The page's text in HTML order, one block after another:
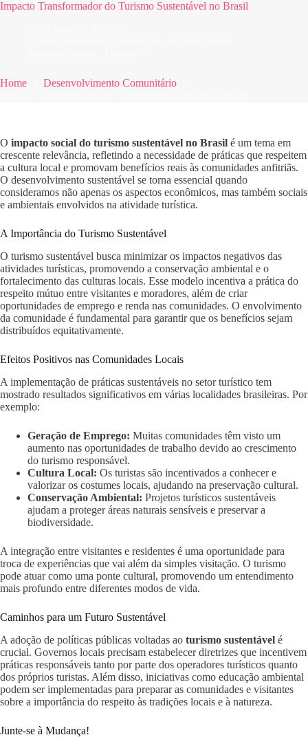
Impacto Transformador do Turismo Sustentável no Brasil
Home
Desenvolvimento Comunitário
O impacto social do turismo sustentável no Brasil é um tema em
crescente relevância, refletindo a necessidade de práticas que respeitem
a cultura local e promovam benefícios reais às comunidades anfitriãs.
O desenvolvimento sustentável se torna essencial quando
consideramos não apenas os aspectos econômicos, mas também sociais
e ambientais envolvidos na atividade turística.
A Importância do Turismo Sustentável
O turismo sustentável busca minimizar os impactos negativos das
atividades turísticas, promovendo a conservação ambiental e o
fortalecimento das culturas locais. Esse modelo incentiva a prática do
respeito mútuo entre visitantes e moradores, além de criar
oportunidades de emprego e renda nas comunidades. O envolvimento
da comunidade é fundamental para garantir que os benefícios sejam
distribuídos equitativamente.
Efeitos Positivos nas Comunidades Locais
A implementação de práticas sustentáveis no setor turístico tem
mostrado resultados significativos em várias localidades brasileiras. Por
exemplo:
Geração de Emprego: Muitas comunidades têm visto um
aumento nas oportunidades de trabalho devido ao crescimento
do turismo responsável.
Cultura Local: Os turistas são incentivados a conhecer e
valorizar os costumes locais, ajudando na preservação cultural.
Conservação Ambiental: Projetos turísticos sustentáveis
ajudam a proteger áreas naturais sensíveis e preservar a
biodiversidade.
A integração entre visitantes e residentes é uma oportunidade para
troca de experiências que vai além da simples visitação. O turismo
pode atuar como uma ponte cultural, promovendo um entendimento
mais profundo entre diferentes modos de vida.
Caminhos para um Futuro Sustentável
A adoção de políticas públicas voltadas ao turismo sustentável é
crucial. Governos locais precisam estabelecer diretrizes que incentivem
práticas responsáveis tanto por parte dos operadores turísticos quanto
dos próprios turistas. Além disso, iniciativas como educação ambiental
podem ser implementadas para preparar as comunidades e visitantes
sobre a importância do respeito às tradições locais e à natureza.
Junte-se à Mudança!